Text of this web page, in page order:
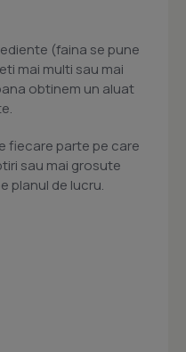
(faina se pune
mai multi sau mai
obtinem un aluat
fiecare parte pe care
sau mai grosute
planul de lucru.